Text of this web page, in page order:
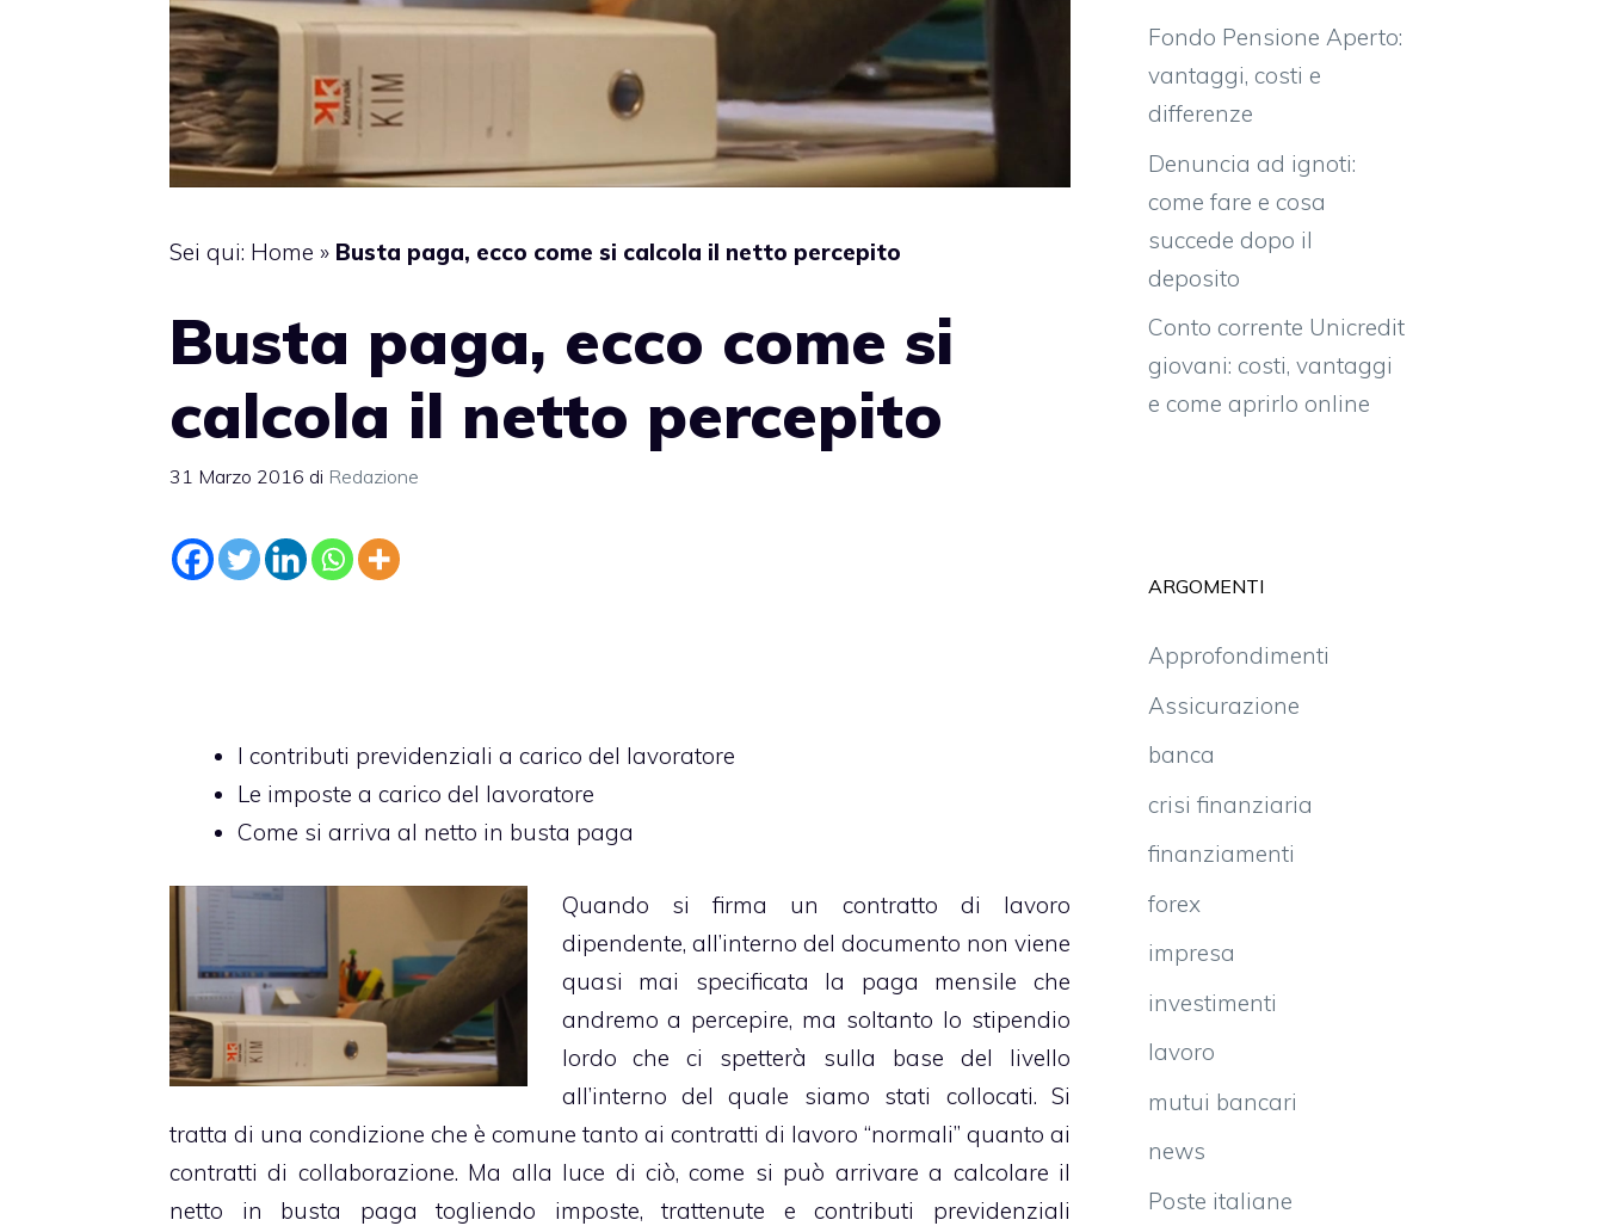
Sei qui: Home » Busta paga, ecco come si calcola il netto percepito
Busta paga, ecco come si
calcola il netto percepito
31 Marzo 2016 di Redazione
I contributi previdenziali a carico del lavoratore
Le imposte a carico del lavoratore
Come si arriva al netto in busta paga
Quando si firma un contratto di lavoro
dipendente, all’interno del documento non viene
quasi mai specificata la paga mensile che
andremo a percepire, ma soltanto lo stipendio
lordo che ci spetterà sulla base del livello
all’interno del quale siamo stati collocati. Si
tratta di una condizione che è comune tanto ai contratti di lavoro “normali” quanto ai
contratti di collaborazione. Ma alla luce di ciò, come si può arrivare a calcolare il
netto in busta paga togliendo imposte, trattenute e contributi previdenziali
Fondo Pensione Aperto:
vantaggi, costi e
differenze
Denuncia ad ignoti:
come fare e cosa
succede dopo il
deposito
Conto corrente Unicredit
giovani: costi, vantaggi
e come aprirlo online
ARGOMENTI
Approfondimenti
Assicurazione
banca
crisi finanziaria
finanziamenti
forex
impresa
investimenti
lavoro
mutui bancari
news
Poste italiane